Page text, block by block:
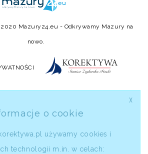
Mazury24.eu - Odkrywamy Mazury na
nowo.
o cookie
używamy cookies i
technologii m.in. w celach:
╳